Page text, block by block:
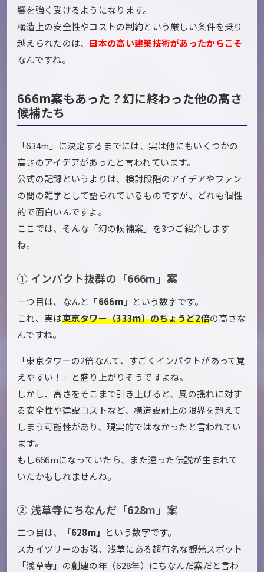
響を強く受けるようになります。
構造上の安全性やコストの制約という厳しい条件を乗り
越えられたのは、 日本の高い建築技術があったからこそ
なんですね。
666m案もあった？幻に終わった他の高さ
候補たち
「634m」に決定するまでには、実は他にもいくつかの
高さのアイデアがあったと言われています。
公式の記録というよりは、検討段階のアイデアやファン
の間の雑学として語られているものですが、どれも個性
的で面白いんですよ。
ここでは、そんな「幻の候補案」を3つご紹介します
ね。
① インパクト抜群の「666m」案
一つ目は、なんと 「666m」 という数字です。
これ、実は東京タワー（333m）のちょうど2倍の高さな
んですね。
「東京タワーの2倍なんて、すごくインパクトがあって覚
えやすい！」と盛り上がりそうですよね。
しかし、高さをそこまで引き上げると、風の揺れに対す
る安全性や建設コストなど、構造設計上の限界を超えて
しまう可能性があり、現実的ではなかったと言われてい
ます。
もし666mになっていたら、また違った伝説が生まれて
いたかもしれませんね。
② 浅草寺にちなんだ「628m」案
二つ目は、 「628m」 という数字です。
スカイツリーのお隣、浅草にある超有名な観光スポット
「浅草寺」の創建の年（628年）にちなんだ案だと言わ